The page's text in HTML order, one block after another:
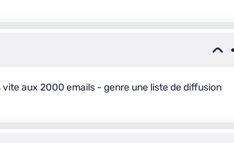
aux 2000 emails - genre une liste de diffusion